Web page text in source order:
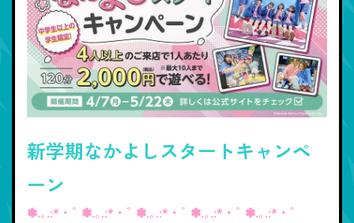
新学期なかよしスタートキャンペ
ーン
✽.｡.:*・ﾟ ✽.｡.:*・ﾟ ✽.｡.:*・ﾟ ✽.｡.:*・ﾟ ✽.｡.:*・ﾟ